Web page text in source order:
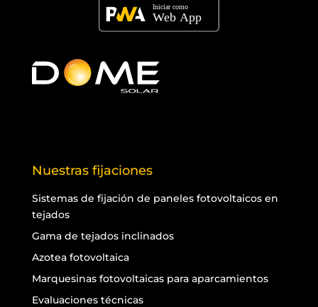
Nuestras fijaciones
Sistemas de fijación de paneles fotovoltaicos en
tejados
Gama de tejados inclinados
Azotea fotovoltaica
Marquesinas fotovoltaicas para aparcamientos
Evaluaciones técnicas